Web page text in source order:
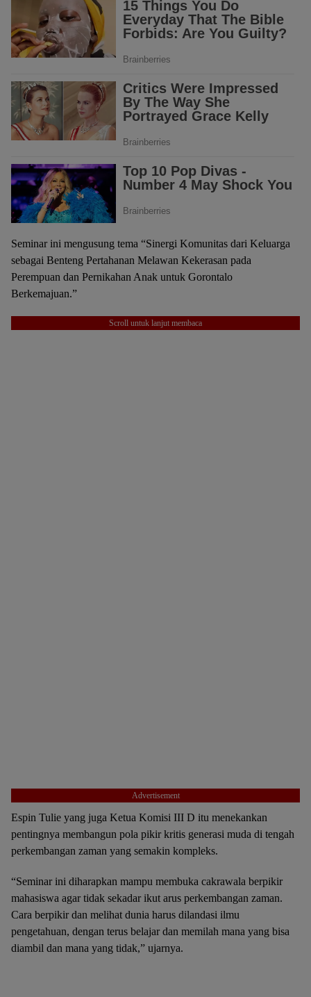
Seminar ini mengusung tema “Sinergi Komunitas dari Keluarga
sebagai Benteng Pertahanan Melawan Kekerasan pada
Perempuan dan Pernikahan Anak untuk Gorontalo
Berkemajuan.”
Scroll untuk lanjut membaca
Advertisement
Espin Tulie yang juga Ketua Komisi III D itu menekankan
pentingnya membangun pola pikir kritis generasi muda di tengah
perkembangan zaman yang semakin kompleks.
“Seminar ini diharapkan mampu membuka cakrawala berpikir
mahasiswa agar tidak sekadar ikut arus perkembangan zaman.
Cara berpikir dan melihat dunia harus dilandasi ilmu
pengetahuan, dengan terus belajar dan memilah mana yang bisa
diambil dan mana yang tidak,” ujarnya.